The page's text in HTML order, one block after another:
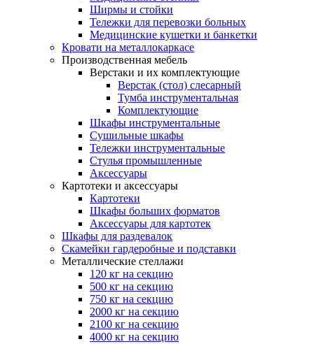
Ширмы и стойки
Тележки для перевозки больных
Медицинские кушетки и банкетки
Кровати на металлокаркасе
Производственная мебель
Верстаки и их комплектующие
Верстак (стол) слесарный
Тумба инструментальная
Комплектующие
Шкафы инструментальные
Сушильные шкафы
Тележки инструментальные
Стулья промышленные
Аксессуары
Картотеки и аксессуары
Картотеки
Шкафы больших форматов
Аксессуары для картотек
Шкафы для раздевалок
Скамейки гардеробные и подставки
Металлические стеллажи
120 кг на секцию
500 кг на секцию
750 кг на секцию
2000 кг на секцию
2100 кг на секцию
4000 кг на секцию